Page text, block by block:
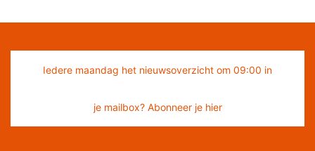
Iedere maandag het nieuwsoverzicht om 09:00 in
je mailbox? Abonneer je hier